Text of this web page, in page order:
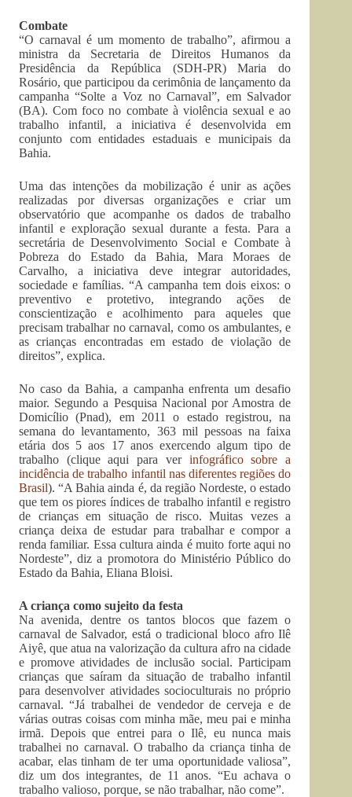
Combate
“O carnaval é um momento de trabalho”, afirmou a
ministra da Secretaria de Direitos Humanos da
Presidência da República (SDH-PR) Maria do
Rosário, que participou da cerimônia de lançamento da
campanha “Solte a Voz no Carnaval”, em Salvador
(BA). Com foco no combate à violência sexual e ao
trabalho infantil, a iniciativa é desenvolvida em
conjunto com entidades estaduais e municipais da
Bahia.
Uma das intenções da mobilização é unir as ações
realizadas por diversas organizações e criar um
observatório que acompanhe os dados de trabalho
infantil e exploração sexual durante a festa. Para a
secretária de Desenvolvimento Social e Combate à
Pobreza do Estado da Bahia, Mara Moraes de
Carvalho, a iniciativa deve integrar autoridades,
sociedade e famílias. “A campanha tem dois eixos: o
preventivo e protetivo, integrando ações de
conscientização e acolhimento para aqueles que
precisam trabalhar no carnaval, como os ambulantes, e
as crianças encontradas em estado de violação de
direitos”, explica.
No caso da Bahia, a campanha enfrenta um desafio
maior. Segundo a Pesquisa Nacional por Amostra de
Domicílio (Pnad), em 2011 o estado registrou, na
semana do levantamento, 363 mil pessoas na faixa
etária dos 5 aos 17 anos exercendo algum tipo de
trabalho (clique aqui para ver infográfico sobre a
incidência de trabalho infantil nas diferentes regiões do
Brasil). “A Bahia ainda é, da região Nordeste, o estado
que tem os piores índices de trabalho infantil e registro
de crianças em situação de risco. Muitas vezes a
criança deixa de estudar para trabalhar e compor a
renda familiar. Essa cultura ainda é muito forte aqui no
Nordeste”, diz a promotora do Ministério Público do
Estado da Bahia, Eliana Bloisi.
A criança como sujeito da festa
Na avenida, dentre os tantos blocos que fazem o
carnaval de Salvador, está o tradicional bloco afro Ilê
Aiyê, que atua na valorização da cultura afro na cidade
e promove atividades de inclusão social. Participam
crianças que saíram da situação de trabalho infantil
para desenvolver atividades socioculturais no próprio
carnaval. “Já trabalhei de vendedor de cerveja e de
várias outras coisas com minha mãe, meu pai e minha
irmã. Depois que entrei para o Ilê, eu nunca mais
trabalhei no carnaval. O trabalho da criança tinha de
acabar, elas tinham de ter uma oportunidade valiosa”,
diz um dos integrantes, de 11 anos. “Eu achava o
trabalho valioso, porque, se não trabalhar, não come”.